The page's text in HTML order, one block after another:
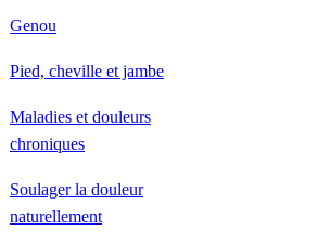
Genou
Pied, cheville et jambe
Maladies et douleurs
chroniques
Soulager la douleur
naturellement